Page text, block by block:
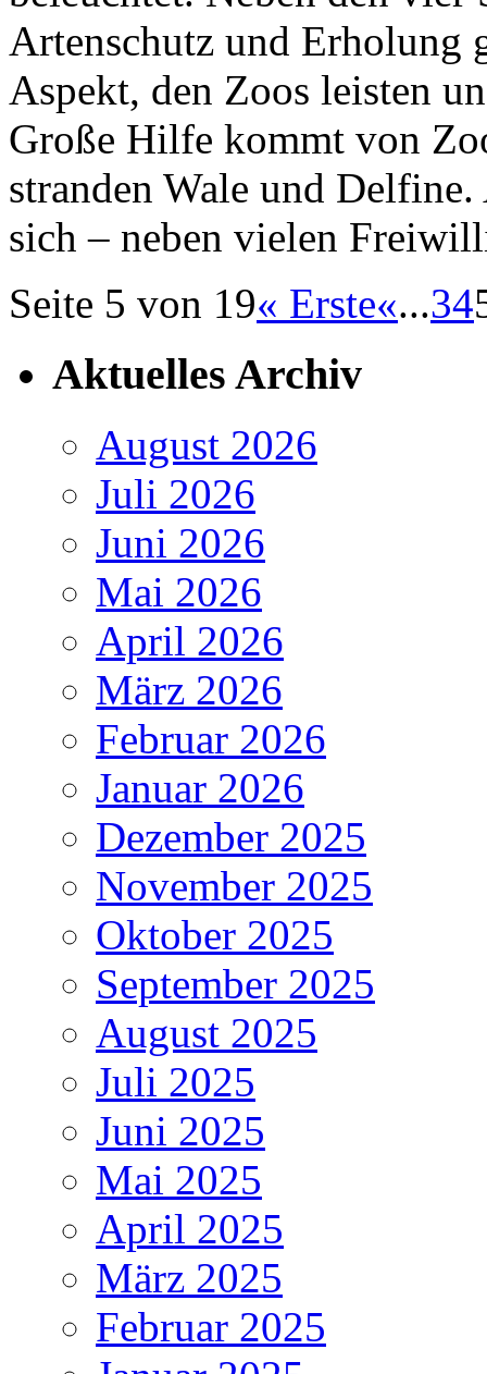
Artenschutz und Erholung
Aspekt, den Zoos leisten
Große Hilfe kommt von
stranden Wale und
sich – neben vielen
Seite 5 von 19« Erste«...34
Aktuelles Archiv
August 2026
Juli 2026
Juni 2026
Mai 2026
April 2026
März 2026
Februar 2026
Januar 2026
Dezember 2025
November 2025
Oktober 2025
September 2025
August 2025
Juli 2025
Juni 2025
Mai 2025
April 2025
März 2025
Februar 2025